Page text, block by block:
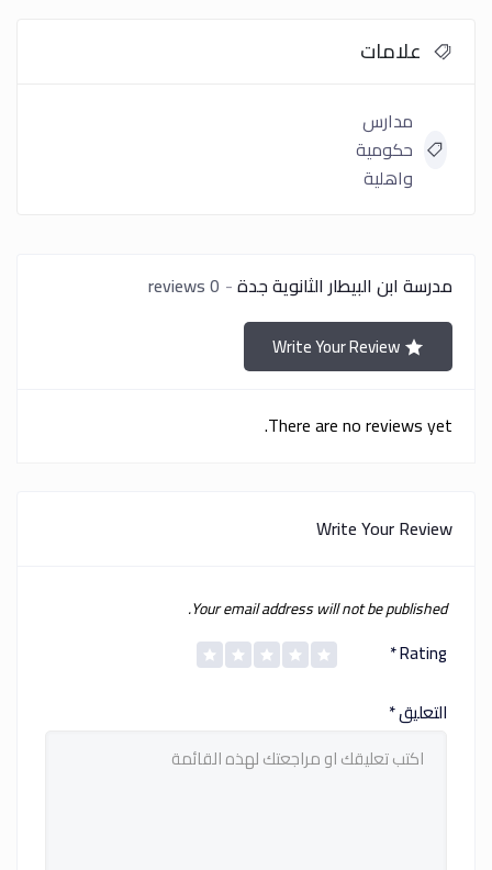
علامات
مدارس
حكومية
واهلية
مدرسة ابن البيطار الثانوية جدة 0 reviews
Write Your Review
There are no reviews yet.
Write Your Review
Your email address will not be published.
Rating
*
التعليق*